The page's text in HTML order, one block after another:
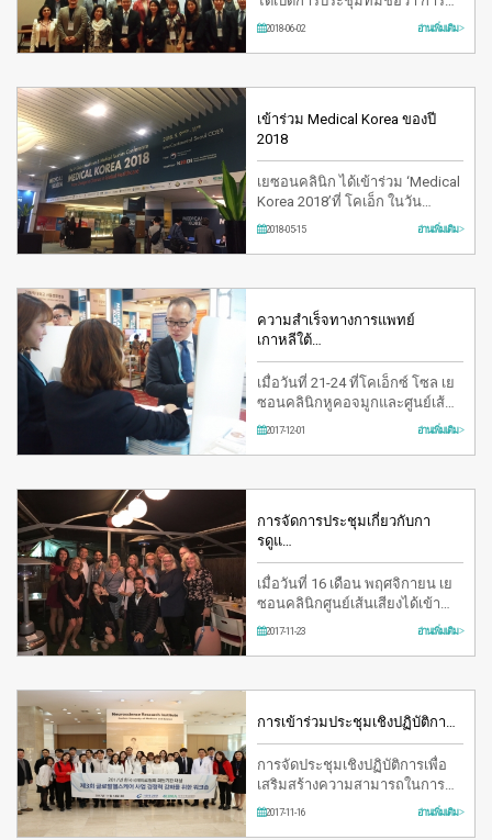
เสียง เปิดการประชุ…
2018-06-02 อ่านเพิ่มเติม >
เข้าร่วม Medical Korea ของปี
2018
เยซอนคลินิก ได้เข้าร่วม ‘Medical
Korea 2018’ที่ โคเอ็ก ในวัน
ที่9ถึง11
2018-05-15 อ่านเพิ่มเติม >
ความสำเร็จทางการแพทย์
เกาหลีใต้…
เมื่อวันที่ 21-24 ที่โคเอ็กซ์ โซล เย
ซอนคลินิกหูคอจมูกและศูนย์เส้น
เสียง (ภายใต้ศูนย์เส้นเสียงเยซอน)
2017-12-01 อ่านเพิ่มเติม >
การจัดการประชุมเกี่ยวกับกา
รดูแ…
เมื่อวันที่ 16 เดือน พฤศจิกายน เย
ซอนคลินิกศูนย์เส้นเสียงได้เข้า
ร่วมประชุมเกี่ยวกับการดูแล
2017-11-23 อ่านเพิ่มเติม >
การเข้าร่วมประชุมเชิงปฏิบัติกา…
การจัดประชุมเชิงปฏิบัติการเพื่อ
เสริมสร้างความสามารถในการ
แข่งขันของธุรกิจการดูแลสุขภาพ
2017-11-16 อ่านเพิ่มเติม >